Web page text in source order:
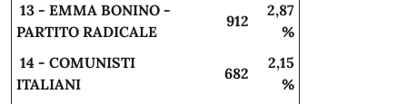
13 - EMMA BONINO -
PARTITO RADICALE
912
2,87
%
14 - COMUNISTI
ITALIANI
682
2,15
%